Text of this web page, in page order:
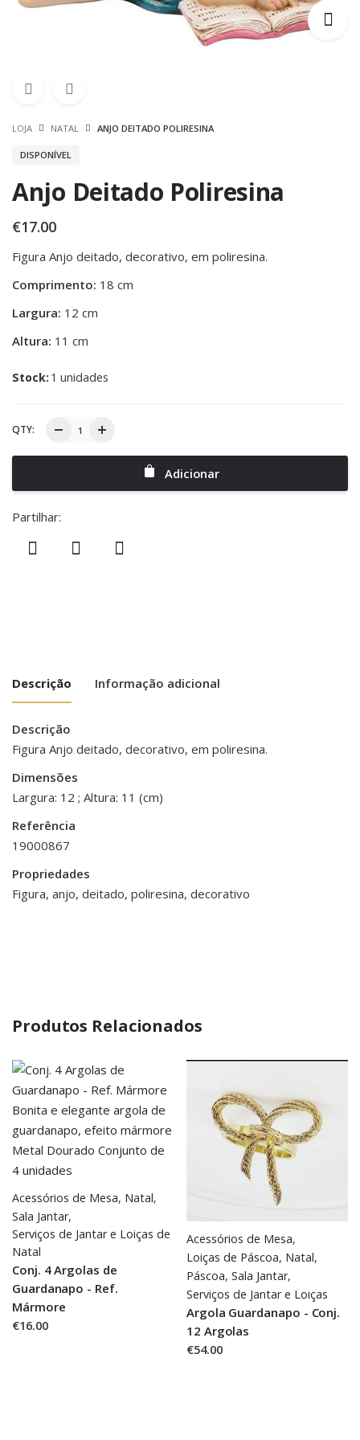
LOJA NATAL ANJO DEITADO POLIRESINA
DISPONÍVEL
Anjo Deitado Poliresina
€17.00
Figura Anjo deitado, decorativo, em poliresina.
Comprimento: 18 cm
Largura: 12 cm
Altura: 11 cm
Stock: 1 unidades
QTY:
Adicionar
Partilhar:
Descrição Informação adicional
Descrição
Figura Anjo deitado, decorativo, em poliresina.
Dimensões
Largura: 12 ; Altura: 11 (cm)
Referência
19000867
Propriedades
Figura, anjo, deitado, poliresina, decorativo
Peso 0.200 kg
Dimensões
Produtos Relacionados
Acessórios de Mesa, Natal,
Sala Jantar,
Serviços de Jantar e Loiças de
Natal
Conj. 4 Argolas de
Guardanapo - Ref.
Mármore
€16.00
Acessórios de Mesa,
Loiças de Páscoa, Natal,
Páscoa, Sala Jantar,
Serviços de Jantar e Loiças
Argola Guardanapo - Conj.
12 Argolas
€54.00